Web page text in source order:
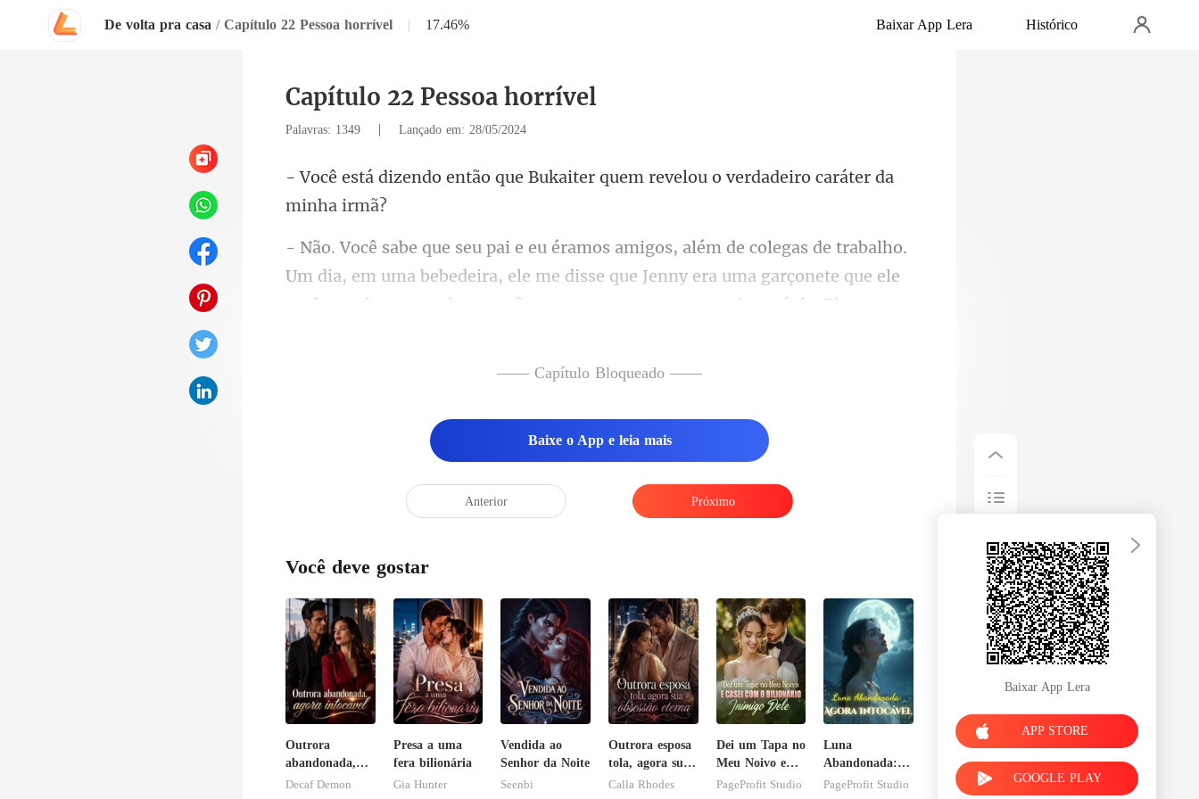
De volta pra casa / Capítulo 22 Pessoa horrível | 17.46% Baixar App Lera Histórico
Capítulo 22 Pessoa horrível
Palavras: 1349 | Lançado em: 28/05/2024
Bukaiter quem revelou o verd
m uma bebedeira, ele me disse que Jenny era uma garçonete que ele
conheceu logo quando
—— Capítulo Bloqueado ——
Baixe o App e leia mais
Anterior Próximo
Você deve gostar
Outrora
abandonada,
agora intocável
Decaf Demon
Presa a uma
fera bilionária
Gia Hunter
Vendida ao
Senhor da Noite
Seenbi
Outrora esposa
tola, agora sua
obsessão eterna
Calla Rhodes
Dei um Tapa no
Meu Noivo e
Casei com o
PageProfit Studio
Luna
Abandonada:
Agora Intocável
PageProfit Studio
Baixar App Lera
APP STORE
GOOGLE PLAY